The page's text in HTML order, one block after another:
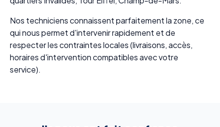
Nos techniciens connaissent parfaitement la zone, ce
qui nous permet d'intervenir rapidement et de
respecter les contraintes locales (livraisons, accès,
horaires d'intervention compatibles avec votre
service).